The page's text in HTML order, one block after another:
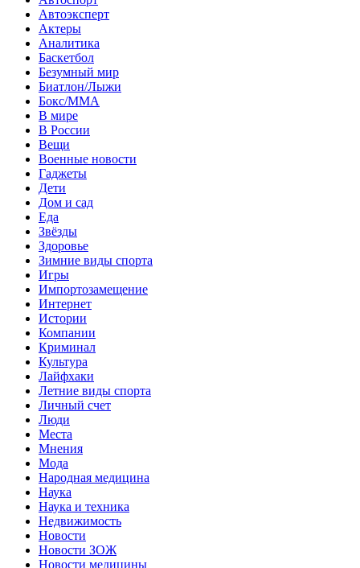
Автоэксперт
Актеры
Аналитика
Баскетбол
Безумный мир
Биатлон/Лыжи
Бокс/MMA
В мире
В России
Вещи
Военные новости
Гаджеты
Дети
Дом и сад
Еда
Звёзды
Здоровье
Зимние виды спорта
Игры
Импортозамещение
Интернет
Истории
Компании
Криминал
Культура
Лайфхаки
Летние виды спорта
Личный счет
Люди
Места
Мнения
Мода
Народная медицина
Наука
Наука и техника
Недвижимость
Новости
Новости ЗОЖ
Новости медицины